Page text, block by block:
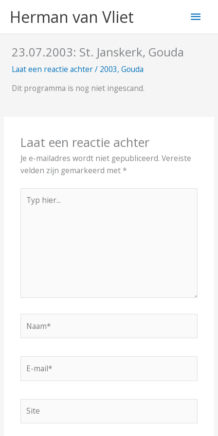
naarHerman van Vliet
23.07.2003: St. Janskerk, Gouda
Laat een reactie achter/ 2003, Gouda
Dit programma is nog niet ingescand.
Laat een reactie achter
Je e-mailadres wordt niet gepubliceerd. Vereiste
velden zijn gemarkeerd met*
hier...
mail*